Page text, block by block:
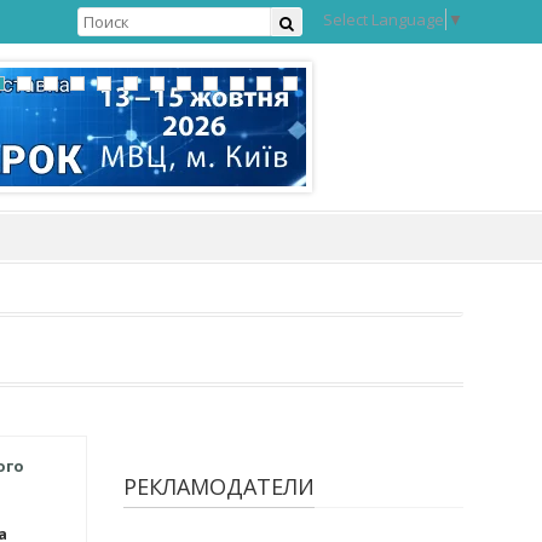
Select Language ▼
РЕКЛАМОДАТЕЛИ